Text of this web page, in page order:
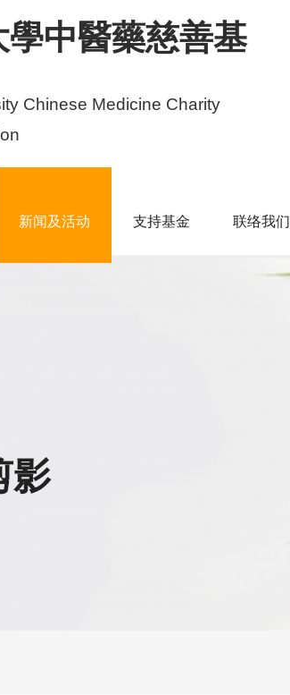
中醫藥慈善基
Chinese Medicine Charity
新闻及活动 支持基金 联络我们
影